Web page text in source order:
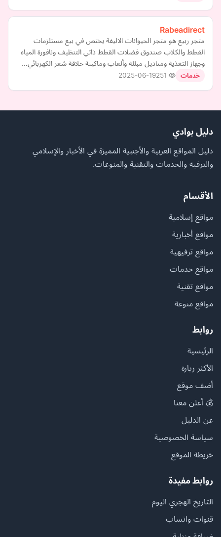
Rabeadirect
متجر ربيع هو متجر الحيوانات الاليفة يختص في بيع مستلزمات
القطط والكلاب صندوق فضلات القطط ذاتي التنظيف ونافورة المياه
وجهاز التغذية ومناديل مبللة وألعاب وماكينة حلاقة شعر الكهربائي…
خدمات 2025-06-19
دليل بوادي
دليل المواقع العربية والأجنبية المميزة في الأخبار والإسلامي
والترفيه والخدمات والتقنية والمنوعات.
الأقسام
مواقع إسلامية
مواقع أخبارية
مواقع ترفيهية
مواقع خدمات
مواقع تقنية
مواقع منوعة
روابط
الرئيسية
الأكثر زيارة
أضف موقع
💰 أعلن معنا
عن الدليل
سياسة الخصوصية
خريطة الموقع
روابط مفيدة
التاريخ الهجري اليوم
قنوات واتساب